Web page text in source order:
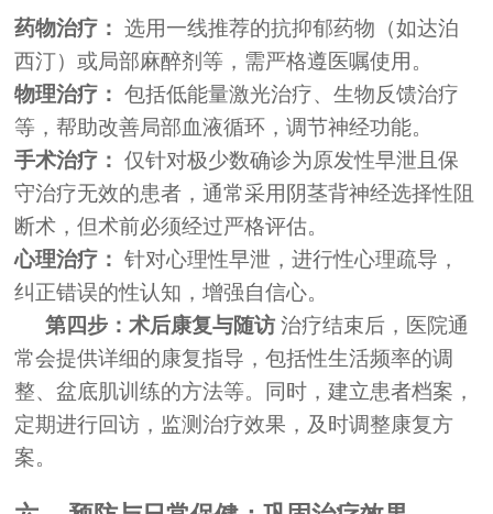
药物治疗： 选用一线推荐的抗抑郁药物（如达泊
西汀）或局部麻醉剂等，需严格遵医嘱使用。
物理治疗： 包括低能量激光治疗、生物反馈治疗
等，帮助改善局部血液循环，调节神经功能。
手术治疗： 仅针对极少数确诊为原发性早泄且保
守治疗无效的患者，通常采用阴茎背神经选择性阻
断术，但术前必须经过严格评估。
心理治疗： 针对心理性早泄，进行性心理疏导，
纠正错误的性认知，增强自信心。
第四步：术后康复与随访 治疗结束后，医院通
常会提供详细的康复指导，包括性生活频率的调
整、盆底肌训练的方法等。同时，建立患者档案，
定期进行回访，监测治疗效果，及时调整康复方
案。